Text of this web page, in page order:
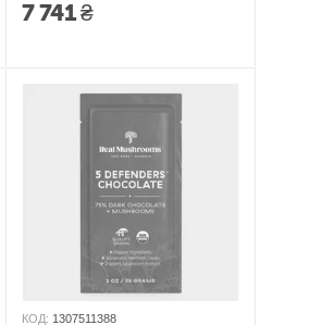
7 741₴
КОД: 1307511388